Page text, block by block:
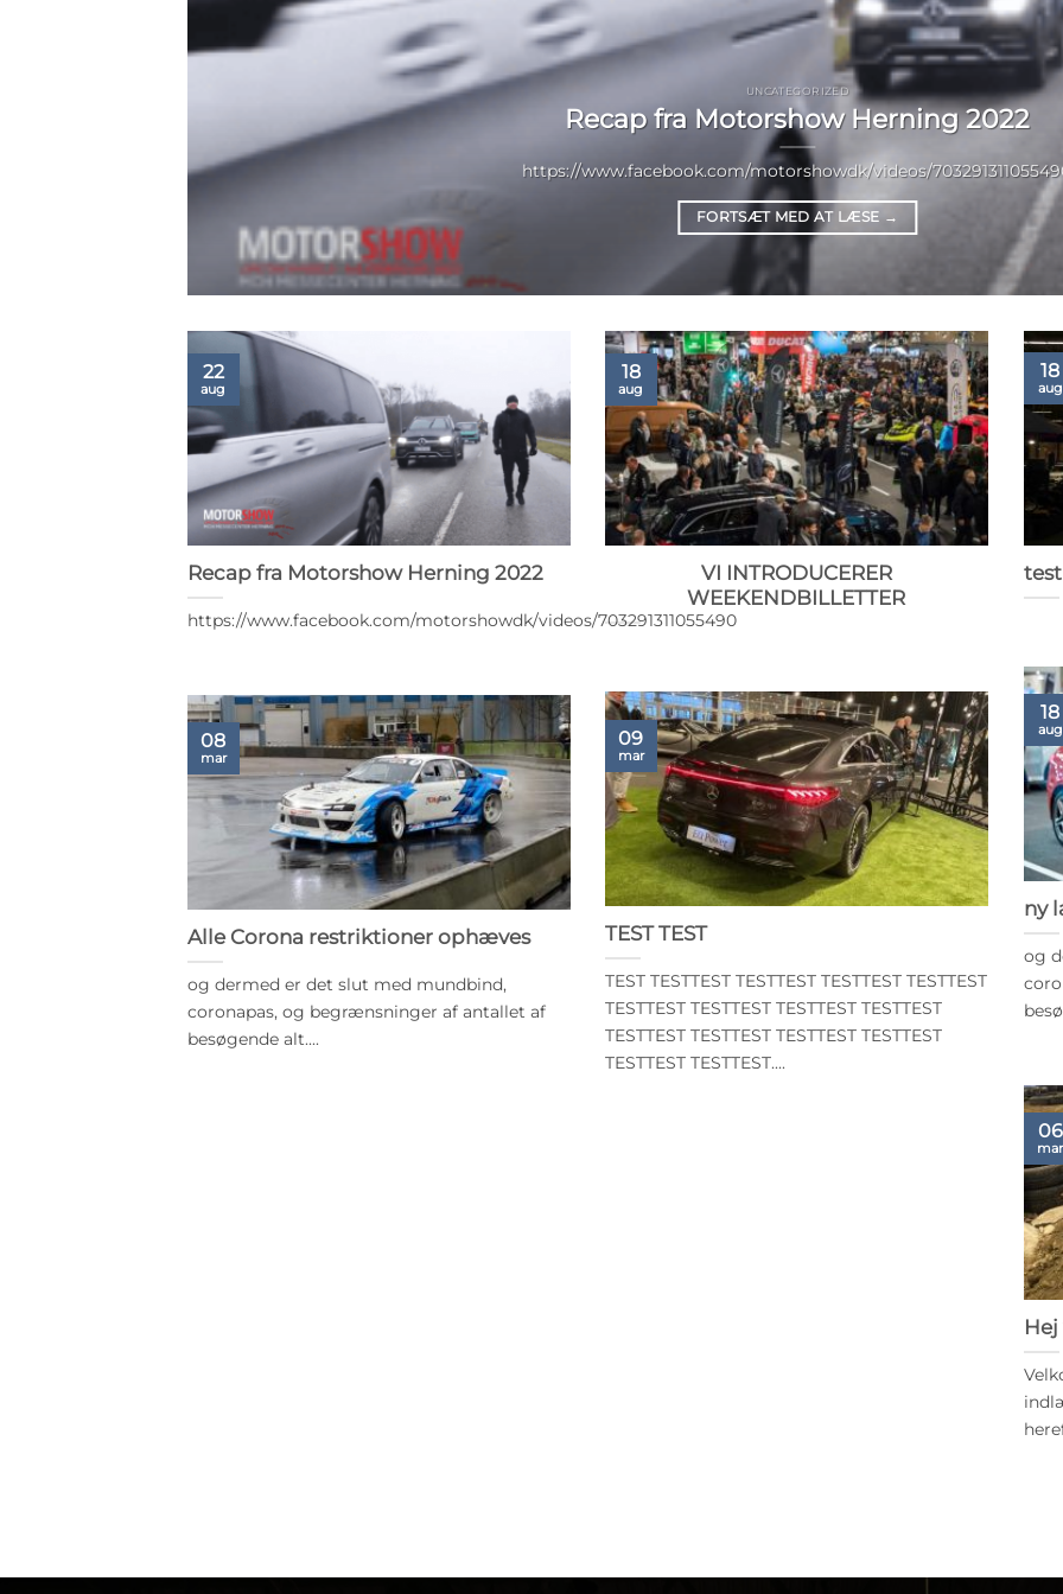
UNCATEGORIZED
Recap fra Motorshow Herning 2022
https://www.facebook.com/motorshowdk/videos/
FORTSÆT MED AT LÆSE →
Recap fra Motorshow Herning 2022
https://www.facebook.com/motorshowdk/videos/703291311055490
22
aug
VI INTRODUCERER
WEEKENDBILLETTER
18
aug
test
18
aug
ny
og
18
aug
TEST TEST
TEST TESTTEST TESTTEST TESTTEST TESTTEST
TESTTEST TESTTEST TESTTEST TESTTEST
TESTTEST TESTTEST TESTTEST TESTTEST
TESTTEST TESTTEST....
09
mar
Alle Corona restriktioner ophæves
og dermed er det slut med mundbind,
coronapas, og begrænsninger af antallet af
besøgende alt....
08
mar
06
mar